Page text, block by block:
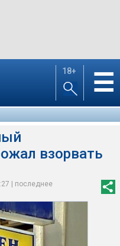
18+ ☰
взорвать
| последнее